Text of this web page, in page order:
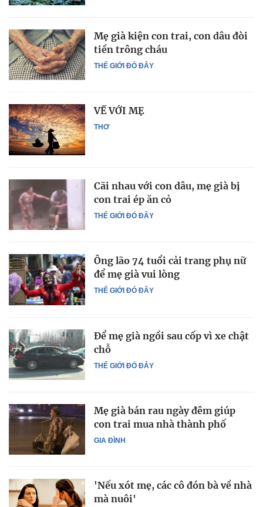
THẾ GIỚI ĐÓ ĐÂY
Mẹ già kiện con trai, con dâu đòi
tiền trông cháu
THƠ
VỀ VỚI MẸ
THẾ GIỚI ĐÓ ĐÂY
Cãi nhau với con dâu, mẹ già bị
con trai ép ăn cỏ
THẾ GIỚI ĐÓ ĐÂY
Ông lão 74 tuổi cải trang phụ nữ
để mẹ già vui lòng
THẾ GIỚI ĐÓ ĐÂY
Để mẹ già ngồi sau cốp vì xe chật
chỗ
GIA ĐÌNH
Mẹ già bán rau ngày đêm giúp
con trai mua nhà thành phố
'Nếu xót mẹ, các cô đón bà về nhà
mà nuôi'